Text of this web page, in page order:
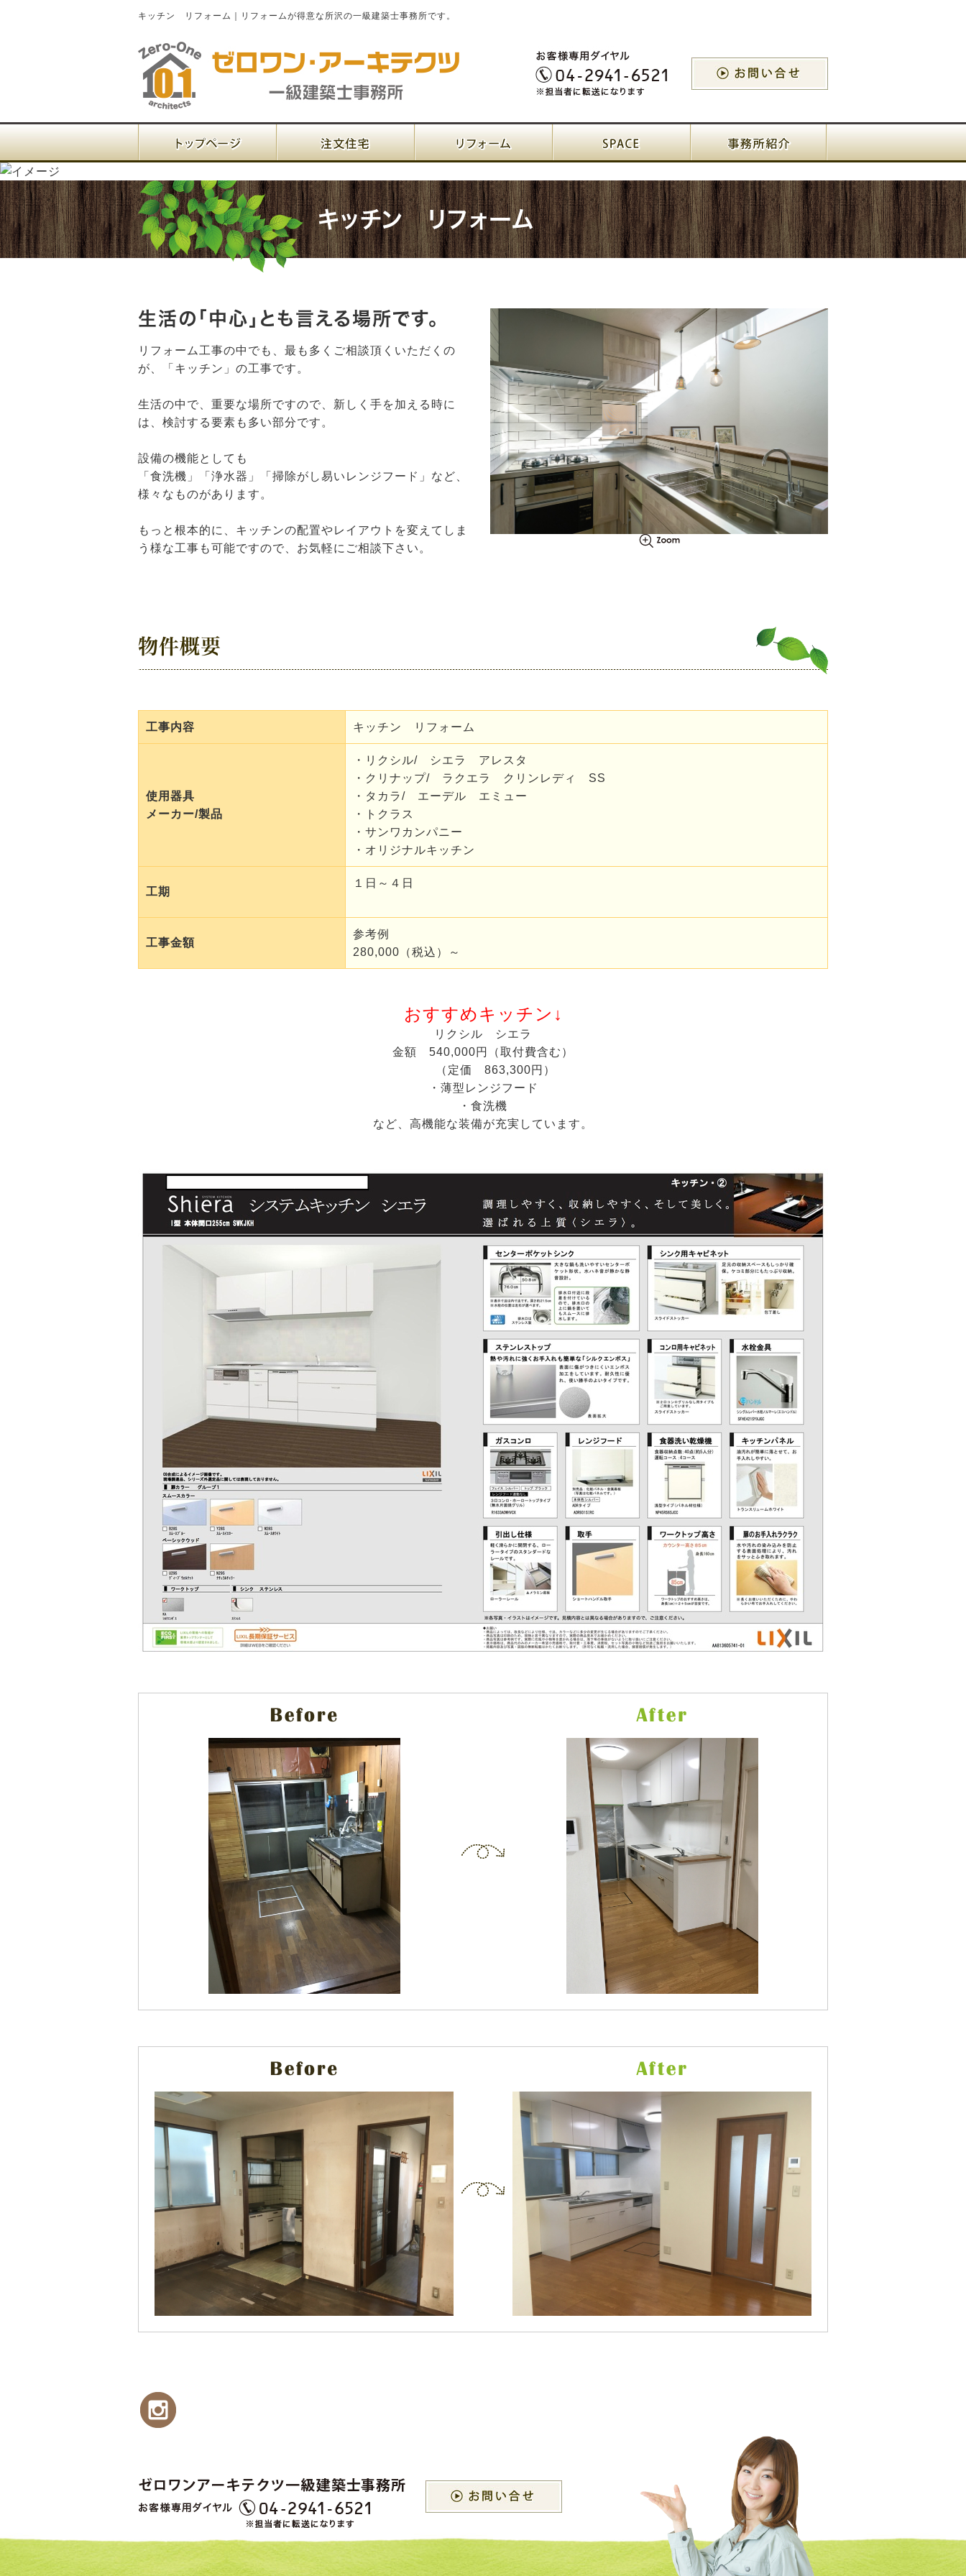
キッチン リフォーム｜リフォームが得意な所沢の一級建築士事務所です。
キッチン リフォーム
生活の「中心」とも言える場所です。
リフォーム工事の中でも、最も多くご相談頂くいただくの
が、「キッチン」の工事です。
生活の中で、重要な場所ですので、新しく手を加える時に
は、検討する要素も多い部分です。
設備の機能としても
「食洗機」「浄水器」「掃除がし易いレンジフード」など、
様々なものがあります。
もっと根本的に、キッチンの配置やレイアウトを変えてしま
う様な工事も可能ですので、お気軽にご相談下さい。
物件概要
工事内容 キッチン リフォーム
使用器具
メーカー/製品
・リクシル/ シエラ アレスタ
・クリナップ/ ラクエラ クリンレディ SS
・タカラ/ エーデル エミュー
・トクラス
・サンワカンパニー
・オリジナルキッチン
工期
１日～４日
工事金額
参考例
280,000（税込）～
おすすめキッチン↓
リクシル シエラ
金額 540,000円（取付費含む）
（定価 863,300円）
・薄型レンジフード
・食洗機
など、高機能な装備が充実しています。